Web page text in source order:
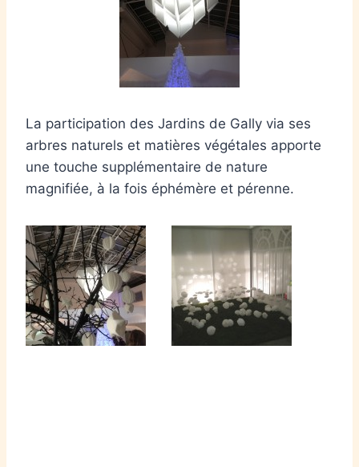
La participation des Jardins de Gally via ses
arbres naturels et matières végétales apporte
une touche supplémentaire de nature
magnifiée, à la fois éphémère et pérenne.